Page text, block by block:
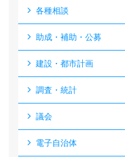
各種相談
助成・補助・公募
建設・都市計画
調査・統計
議会
電子自治体